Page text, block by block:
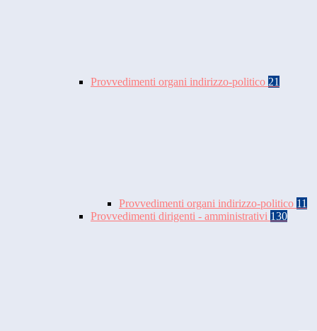
Provvedimenti organi indirizzo-politico 21
Provvedimenti organi indirizzo-politico 11
Provvedimenti dirigenti - amministrativi 130